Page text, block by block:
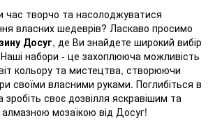
час творчо та насолоджуватися
власних шедеврів? Ласкаво просимо
Досуг, де Ви знайдете широкий вибір
Наші набори - це захоплююча можливість
кольору та мистецтва, створюючи
своїми власними руками. Поглибіться в
зробіть своє дозвілля яскравішим та
мозаїкою від Досуг!